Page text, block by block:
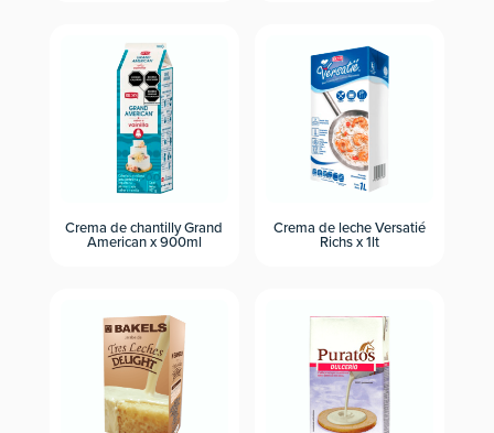
Crema de chantilly Grand
American x 900ml
Crema de leche Versatié
Richs x 1lt